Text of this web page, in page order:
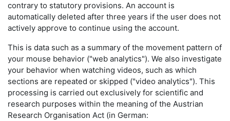
contrary to statutory provisions. An account is
automatically deleted after three years if the user does not
actively approve to continue using the account.
This is data such as a summary of the movement pattern of
your mouse behavior ("web analytics"). We also investigate
your behavior when watching videos, such as which
sections are repeated or skipped ("video analytics"). This
processing is carried out exclusively for scientific and
research purposes within the meaning of the Austrian
Research Organisation Act (in German: